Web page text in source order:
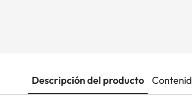
Descripción del producto